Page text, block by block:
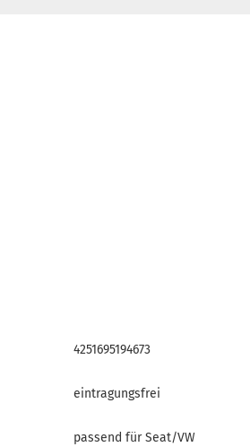
4251695194673
eintragungsfrei
passend für Seat/VW